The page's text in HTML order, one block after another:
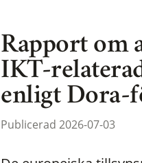
Rapport om
IKT-
enligt Dora-
Publicerad 2026-07-03